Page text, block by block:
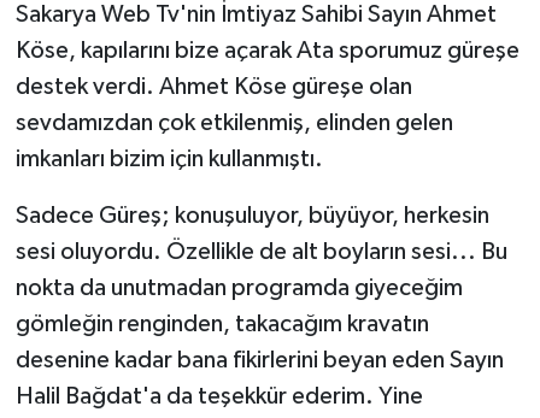
Sakarya Web Tv'nin İmtiyaz Sahibi Sayın Ahmet
Köse, kapılarını bize açarak Ata sporumuz güreşe
destek verdi. Ahmet Köse güreşe olan
sevdamızdan çok etkilenmiş, elinden gelen
imkanları bizim için kullanmıştı.
Sadece Güreş; konuşuluyor, büyüyor, herkesin
sesi oluyordu. Özellikle de alt boyların sesi... Bu
nokta da unutmadan programda giyeceğim
gömleğin renginden, takacağım kravatın
desenine kadar bana fikirlerini beyan eden Sayın
Halil Bağdat'a da teşekkür ederim. Yine